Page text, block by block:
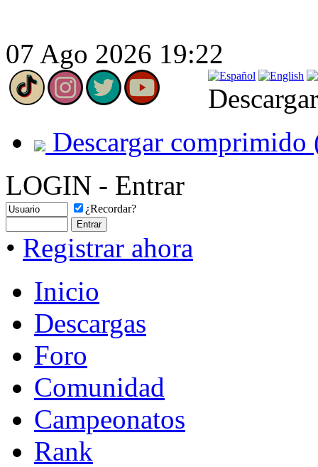
07 Ago 2026 19:22
Descargar comprimido
LOGIN - Entrar
¿Recordar?
• Registrar ahora
Inicio
Descargas
Foro
Comunidad
Campeonatos
Rank